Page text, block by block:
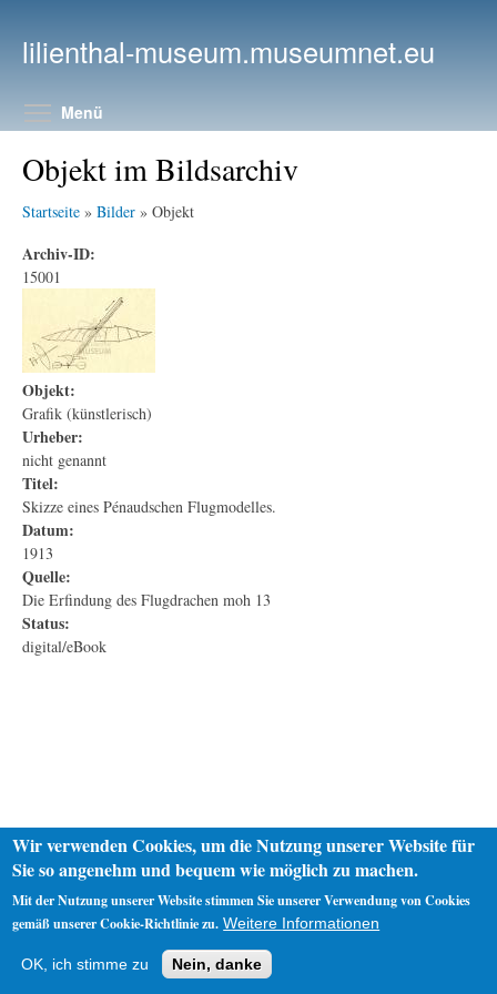
lilienthal-museum.museumnet.eu
Menü
Objekt im Bildsarchiv
Startseite » Bilder » Objekt
Archiv-ID:
15001
Objekt:
Grafik (künstlerisch)
Urheber:
nicht genannt
Titel:
Skizze eines Pénaudschen Flugmodelles.
Datum:
1913
Quelle:
Die Erfindung des Flugdrachen moh 13
Status:
digital/eBook
Impressum
Wir verwenden Cookies, um die Nutzung unserer Website für
Sie so angenehm und bequem wie möglich zu machen.
Mit der Nutzung unserer Website stimmen Sie unserer Verwendung von Cookies
gemäß unserer Cookie-Richtlinie zu. Weitere Informationen
OK, ich stimme zu Nein, danke